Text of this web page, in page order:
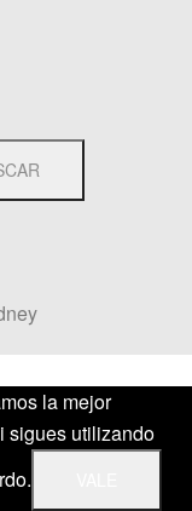
la mejor
sigues utilizando